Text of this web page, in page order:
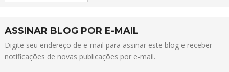
ASSINAR BLOG POR E-MAIL
Digite seu endereço de e-mail para assinar este blog e receber
notificações de novas publicações por e-mail.